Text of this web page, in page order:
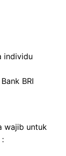
individu
BRI
wajib untuk
: